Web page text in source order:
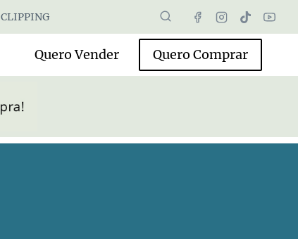
CLIPPING
Quero Vender Quero Comprar